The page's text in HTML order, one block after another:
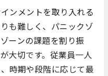
ンメントを取り入れる
も難しく、パニックゾ
ーンの課題を割り振
大切です。従業員一人
時期や段階に応じて最